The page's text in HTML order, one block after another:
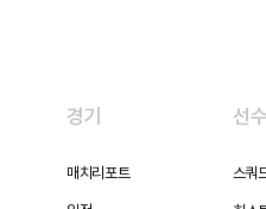
경기
매치리포트
선
스쿼